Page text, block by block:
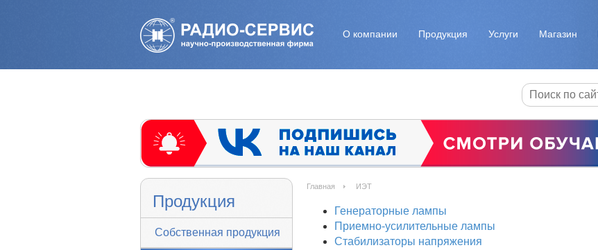
О компании Продукция Услуги Магазин
Продукция
Собственная продукция
Главная ИЭТ
Генераторные лампы
Приемно-усилительные лампы
Стабилизаторы напряжения